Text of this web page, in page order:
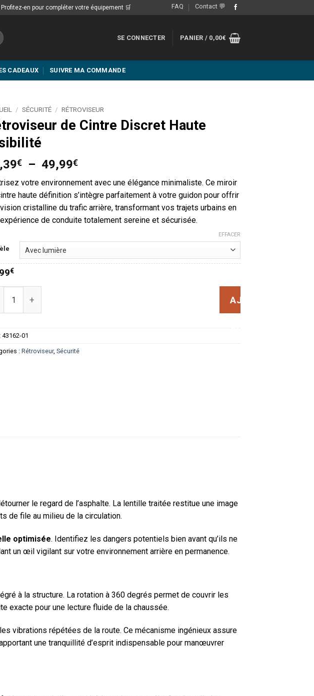
en pour compléter votre équipement 🛒 FAQ Contact 💬
SE CONNECTER PANIER / 0,00€
CADEAUX SUIVRE MA COMMANDE
/ SÉCURITÉ / RÉTROVISEUR
de Cintre Discret Haute
€ – 49,99€Plage
prix :
49,39€
à
49,99€
votre environnement avec une élégance minimaliste. Ce miroir
haute définition s’intègre parfaitement à votre guidon pour offrir
cristalline du trafic arrière, transformant vos trajets urbains en
de conduite totalement sereine et sécurisée.
EFFACER
€
AJOUTER
AU
43162-01
: Rétroviseur, Sécurité
le regard de l’asphalte. La lentille traitée restitue une image
de file au milieu de la circulation.
optimisée. Identifiez les dangers potentiels bien avant qu’ils ne
un œil vigilant sur votre environnement arrière en permanence.
à la structure. La rotation à 360 degrés permet de couvrir les
exacte pour une lecture fluide de la chaussée.
vibrations répétées de la route. Ce mécanisme ingénieux assure
une tranquillité d’esprit indispensable pour manœuvrer